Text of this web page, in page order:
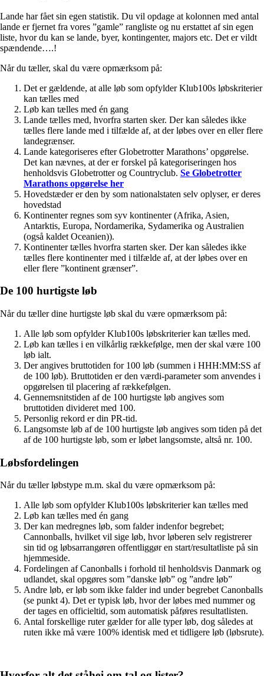
Lande har fået sin egen statistik. Du vil opdage at kolonnen med antal
lande er fjernet fra vores ”gamle” rangliste og nu erstattet af sin egen
liste, hvor du kan se lande, byer, kontingenter, majors etc. Det er vildt
spændende….!
Når du tæller, skal du være opmærksom på:
Det er gældende, at alle løb som opfylder Klub100s løbskriterier
kan tælles med
Løb kan tælles med én gang
Lande tælles med, hvorfra starten sker. Der kan således ikke
tælles flere lande med i tilfælde af, at der løbes over en eller flere
landegrænser.
Lande kategoriseres efter Globetrotter Marathons’ opgørelse.
Det kan nævnes, at der er forskel på kategoriseringen hos
henholdsvis Globetrotter og Countryclub. Se Globetrotter
Marathons opgørelse her
Hovedstæder er den by som nationalstaten selv oplyser, er deres
hovedstad
Kontinenter regnes som syv kontinenter (Afrika, Asien,
Antarktis, Europa, Nordamerika, Sydamerika og Australien
(også kaldet Oceanien)).
Kontinenter tælles hvorfra starten sker. Der kan således ikke
tælles flere kontinenter med i tilfælde af, at der løbes over en
eller flere ”kontinent grænser”.
De 100 hurtigste løb
Når du tæller dine hurtigste løb skal du være opmærksom på:
Alle løb som opfylder Klub100s løbskriterier kan tælles med.
Løb kan tælles i en vilkårlig rækkefølge, men der skal være 100
løb ialt.
Der angives bruttotiden for 100 løb (summen i HHH:MM:SS af
de 100 løb). Bruttotiden er den værdi-parameter som anvendes i
opgørelsen til placering af rækkefølgen.
Gennemsnitstiden af de 100 hurtigste løb angives som
bruttotiden divideret med 100.
Personlig rekord er din PR-tid.
Langsomste løb af de 100 hurtigste løb angives som tiden på det
af de 100 hurtigste løb, som er løbet langsomste, altså nr. 100.
Løbsfordelingen
Når du tæller løbstype m.m. skal du være opmærksom på:
Alle løb som opfylder Klub100s løbskriterier kan tælles med
Løb kan tælles med én gang
Der kan medregnes løb, som falder indenfor begrebet;
Cannonballs, hvilket vil sige løb, hvor løberen selv registrerer
sin tid og løbsarrangøren offentliggør en start/resultatliste på sin
hjemmeside.
Fordelingen af Canonballs i forhold til henholdsvis Danmark og
udlandet, skal opgøres som ”danske løb” og ”andre løb”
Andre løb, er løb som ikke falder ind under begrebet Canonballs
(se punkt 4). Det er typisk løb, hvor der løbes med nummer og
der tages en officieltid, som automatisk påføres resultatlisten.
Antal forskellige ruter gælder for alle typer løb, dog således at
ruten ikke må være 100% identisk med et tidligere løb (løbsrute).